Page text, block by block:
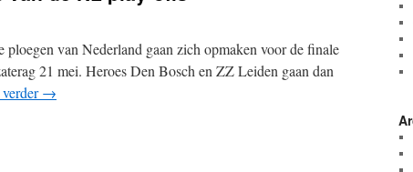
ploegen van Nederland gaan zich opmaken voor de finale
21 mei. Heroes Den Bosch en ZZ Leiden gaan dan
→